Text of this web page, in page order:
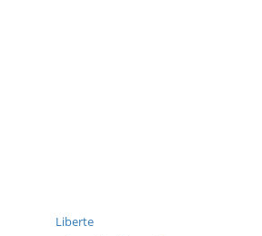
Liberte